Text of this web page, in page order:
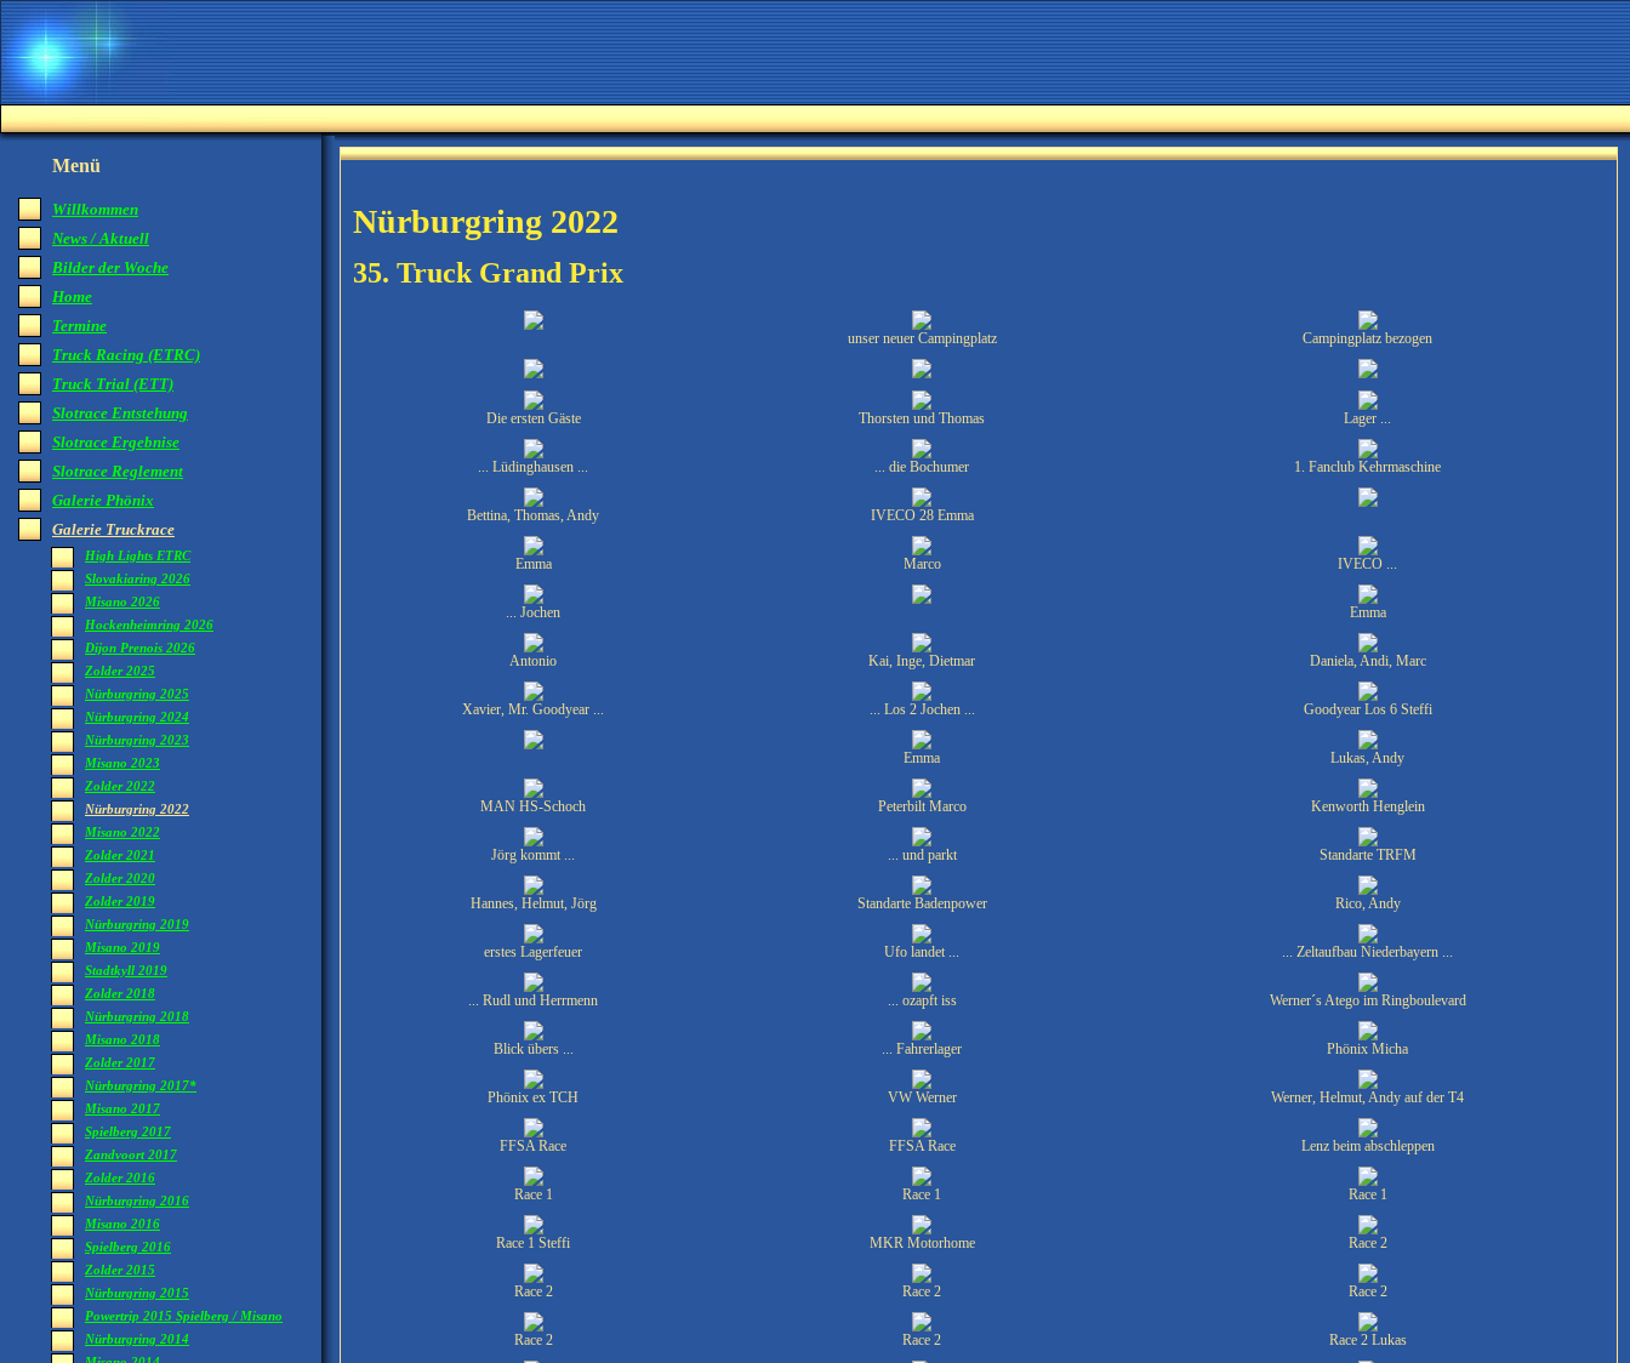
Menü
Willkommen
News / Aktuell
Bilder der Woche
Home
Termine
Truck Racing (ETRC)
Truck Trial (ETT)
Slotrace Entstehung
Slotrace Ergebnise
Slotrace Reglement
Galerie Phönix
Galerie Truckrace
High Lights ETRC
Slovakiaring 2026
Misano 2026
Hockenheimring 2026
Dijon Prenois 2026
Zolder 2025
Nürburgring 2025
Nürburgring 2024
Nürburgring 2023
Misano 2023
Zolder 2022
Nürburgring 2022
Misano 2022
Zolder 2021
Zolder 2020
Zolder 2019
Nürburgring 2019
Misano 2019
Stadtkyll 2019
Zolder 2018
Nürburgring 2018
Misano 2018
Zolder 2017
Nürburgring 2017*
Misano 2017
Spielberg 2017
Zandvoort 2017
Zolder 2016
Nürburgring 2016
Misano 2016
Spielberg 2016
Zolder 2015
Nürburgring 2015
Powertrip 2015 Spielberg / Misano
Nürburgring 2014
Nürburgring 2022
35. Truck Grand Prix
unser neuer Campingplatz Campingplatz bezogen
Die ersten Gäste Thorsten und Thomas Lager ...
... Lüdinghausen ... ... die Bochumer 1. Fanclub Kehrmaschine
Bettina, Thomas, Andy IVECO 28 Emma
Emma Marco IVECO ...
... Jochen Emma
Antonio Kai, Inge, Dietmar Daniela, Andi, Marc
Xavier, Mr. Goodyear ... ... Los 2 Jochen ... Goodyear Los 6 Steffi
Emma Lukas, Andy
MAN HS-Schoch Peterbilt Marco Kenworth Henglein
Jörg kommt ... ... und parkt Standarte TRFM
Hannes, Helmut, Jörg Standarte Badenpower Rico, Andy
erstes Lagerfeuer Ufo landet ... ... Zeltaufbau Niederbayern ...
... Rudl und Herrmenn ... ozapft iss Werner´s Atego im Ringboulevard
Blick übers ... ... Fahrerlager Phönix Micha
Phönix ex TCH VW Werner Werner, Helmut, Andy auf der T4
FFSA Race FFSA Race Lenz beim abschleppen
Race 1 Race 1 Race 1
Race 1 Steffi MKR Motorhome Race 2
Race 2 Race 2 Race 2
Race 2 Race 2 Race 2 Lukas